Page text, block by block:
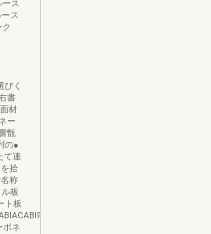
ース
ス
びく
書
材
ー
甑
の●
て連
拾
称
板
ト板
ボネ